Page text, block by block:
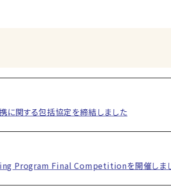
に関する包括協定を締結しました
Program Final Competitionを開催しま